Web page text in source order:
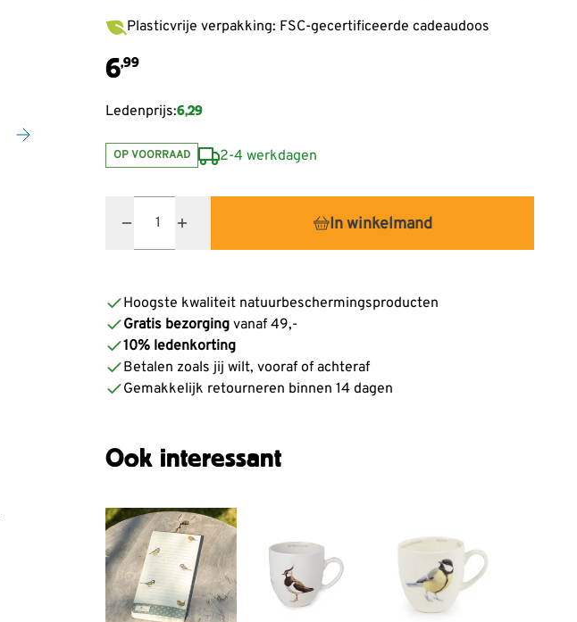
Plasticvrije verpakking: FSC-gecertificeerde cadeaudoos
6,99
Ledenprijs:6,29
OP VOORRAAD 2-4 werkdagen
In winkelmand
Hoogste kwaliteit natuurbeschermingsproducten
Gratis bezorging vanaf 49,-
10% ledenkorting
Betalen zoals jij wilt, vooraf of achteraf
Gemakkelijk retourneren binnen 14 dagen
Ook interessant